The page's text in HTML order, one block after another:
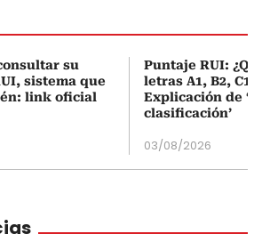
su
sistema que
link oficial
Puntaje RUI:
letras A1, B2, C1
Explicación de
clasificación’
03/08/2026